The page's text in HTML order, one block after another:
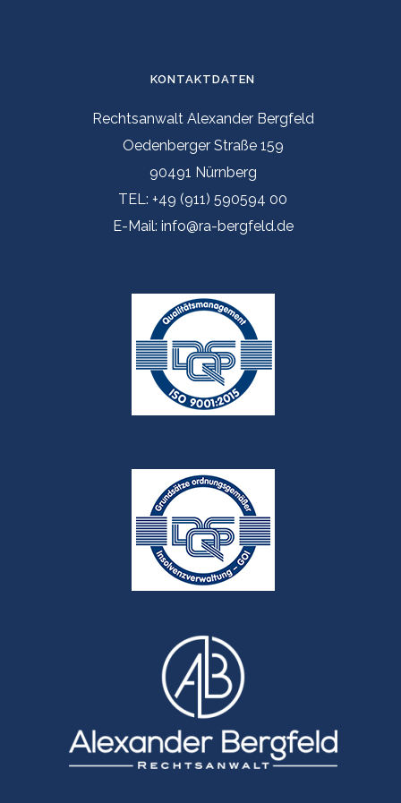
KONTAKTDATEN
Rechtsanwalt Alexander Bergfeld
Oedenberger Straße 159
90491 Nürnberg
TEL: +49 (911) 590594 00
E-Mail: info@ra-bergfeld.de